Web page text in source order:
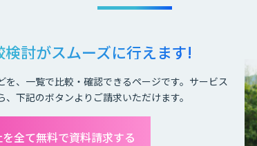
検討がスムーズに行えます!
、一覧で比較・確認できるページです。サービス
下記のボタンよりご請求いただけます。
全て無料で資料請求する